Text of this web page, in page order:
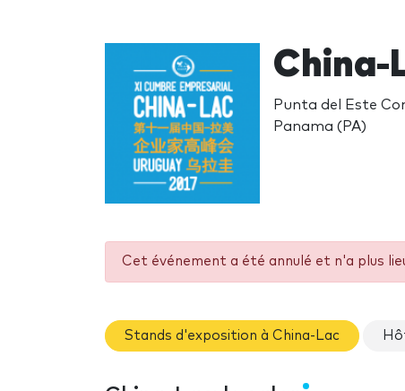
China-
Punta del Este
Panama (PA)
Cet événement a été annulé et n'a plus
Stands d'exposition à China-Lac